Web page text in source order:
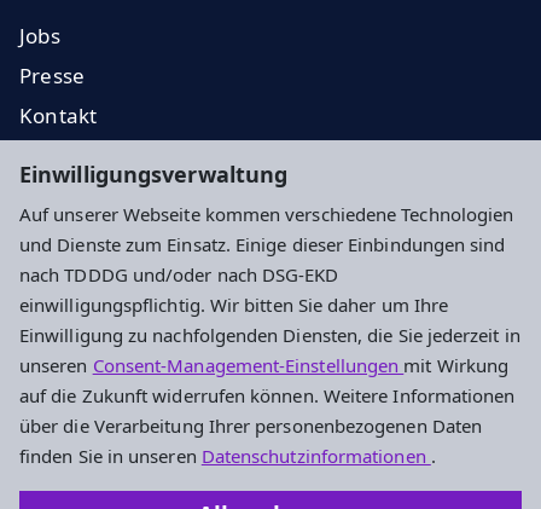
Einwilligungsverwaltung
Auf unserer Webseite kommen verschiedene Technologien
und Dienste zum Einsatz. Einige dieser Einbindungen sind
nach TDDDG und/oder nach DSG-EKD
einwilligungspflichtig. Wir bitten Sie daher um Ihre
Einwilligung zu nachfolgenden Diensten, die Sie jederzeit in
unseren Consent-Management-Einstellungen mit Wirkung
auf die Zukunft widerrufen können. Weitere Informationen
über die Verarbeitung Ihrer personenbezogenen Daten
finden Sie in unseren Datenschutzinformationen .
Jobs
Presse
Kontakt
Propstei
Impressum Datenschutz Cookie-Einstellungen
Evangelisches Dekanat Vogelsberg
Fulder Tor 28
36304 Alsfeld